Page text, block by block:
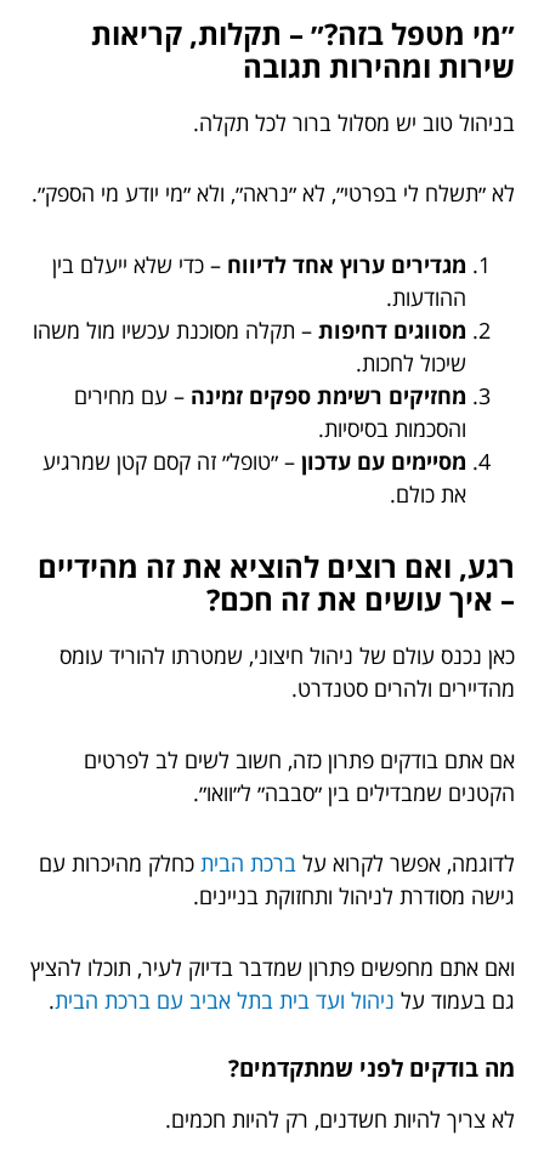
״מי מטפל בזה?״ – תקלות, קריאות
שירות ומהירות תגובה
בניהול טוב יש מסלול ברור לכל תקלה.
לא ״תשלח לי בפרטי״, לא ״נראה״, ולא ״מי יודע מי הספק״.
מגדירים ערוץ אחד לדיווח – כדי שלא ייעלם בין
ההודעות.
מסווגים דחיפות – תקלה מסוכנת עכשיו מול משהו
שיכול לחכות.
מחזיקים רשימת ספקים זמינה – עם מחירים
והסכמות בסיסיות.
מסיימים עם עדכון – ״טופל״ זה קסם קטן שמרגיע
את כולם.
רגע, ואם רוצים להוציא את זה מהידיים
– איך עושים את זה חכם?
כאן נכנס עולם של ניהול חיצוני, שמטרתו להוריד עומס
מהדיירים ולהרים סטנדרט.
אם אתם בודקים פתרון כזה, חשוב לשים לב לפרטים
הקטנים שמבדילים בין ״סבבה״ ל״וואו״.
לדוגמה, אפשר לקרוא על ברכת הבית כחלק מהיכרות עם
גישה מסודרת לניהול ותחזוקת בניינים.
ואם אתם מחפשים פתרון שמדבר בדיוק לעיר, תוכלו להציץ
גם בעמוד על ניהול ועד בית בתל אביב עם ברכת הבית.
מה בודקים לפני שמתקדמים?
לא צריך להיות חשדנים, רק להיות חכמים.